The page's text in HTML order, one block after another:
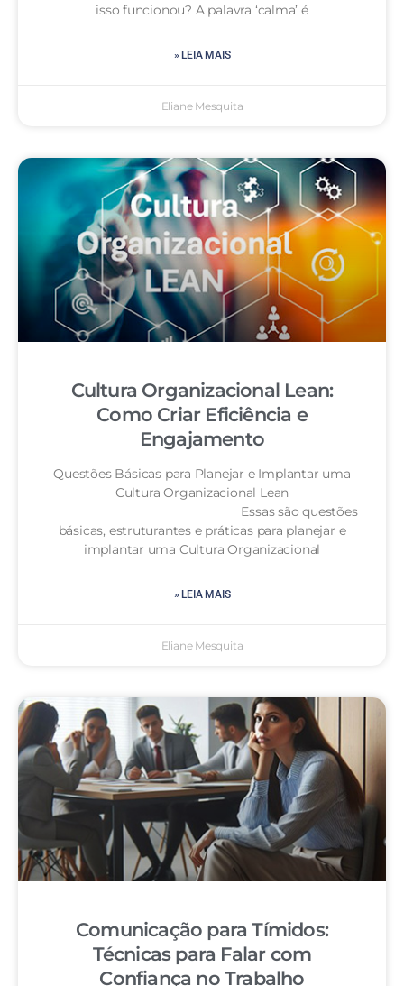
isso funcionou? A palavra ‘calma’ é
» LEIA MAIS
Eliane Mesquita
Cultura Organizacional Lean:
Como Criar Eficiência e
Engajamento
Questões Básicas para Planejar e Implantar uma
Cultura Organizacional Lean
Essas são questões
básicas, estruturantes e práticas para planejar e
implantar uma Cultura Organizacional
» LEIA MAIS
Eliane Mesquita
Comunicação para Tímidos:
Técnicas para Falar com
Confiança no Trabalho